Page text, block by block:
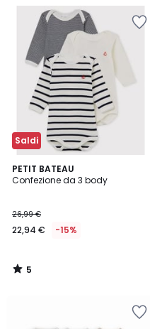
Saldi
PETIT BATEAU
Confezione da 3 body
26,99 €
22,94 € -15%
5
/
5
/